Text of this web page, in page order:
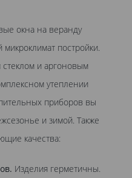
окна на веранду
постройки.
стеклом и аргоновым
утеплении
приборов вы
и зимой. Также
качества:
Изделия герметичны.